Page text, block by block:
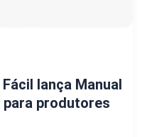
lança Manual
para produtores